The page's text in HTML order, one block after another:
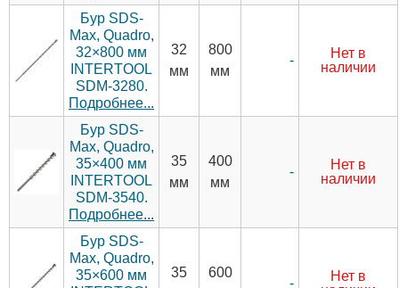
Бур SDS-
Max, Quadro,
32×800 мм
INTERTOOL
SDM-3280.
Подробнее...
32
мм
800
мм
-
Нет в
наличии
Бур SDS-
Max, Quadro,
35×400 мм
INTERTOOL
SDM-3540.
Подробнее...
35
мм
400
мм
-
Нет в
наличии
Бур SDS-
Max, Quadro,
35×600 мм
35
600
-
Нет в